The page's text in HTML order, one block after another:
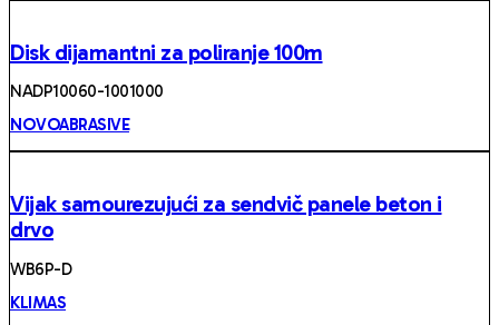
Disk dijamantni za poliranje 100m
NADP10060-1001000
NOVOABRASIVE
Vijak samourezujući za sendvič panele beton i
drvo
WB6P-D
KLIMAS